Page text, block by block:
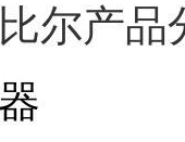
尔产品